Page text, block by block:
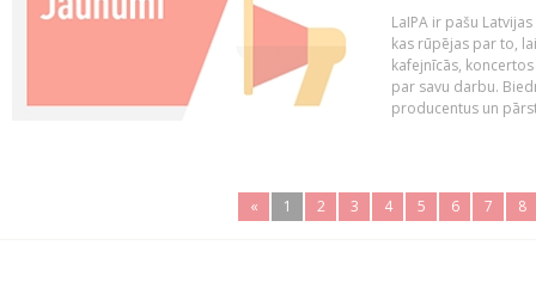
LaIPA ir pašu
kas rūpējas par to,
kafejnīcās,
par savu darbu.
producentus un
« 1 2 3 4 5 6 7 8